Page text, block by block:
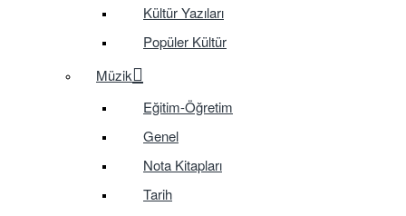
Kültür Yazıları
Popüler Kültür
Müzik
Eğitim-Öğretim
Genel
Nota Kitapları
Tarih